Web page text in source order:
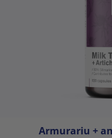
Armurariu +